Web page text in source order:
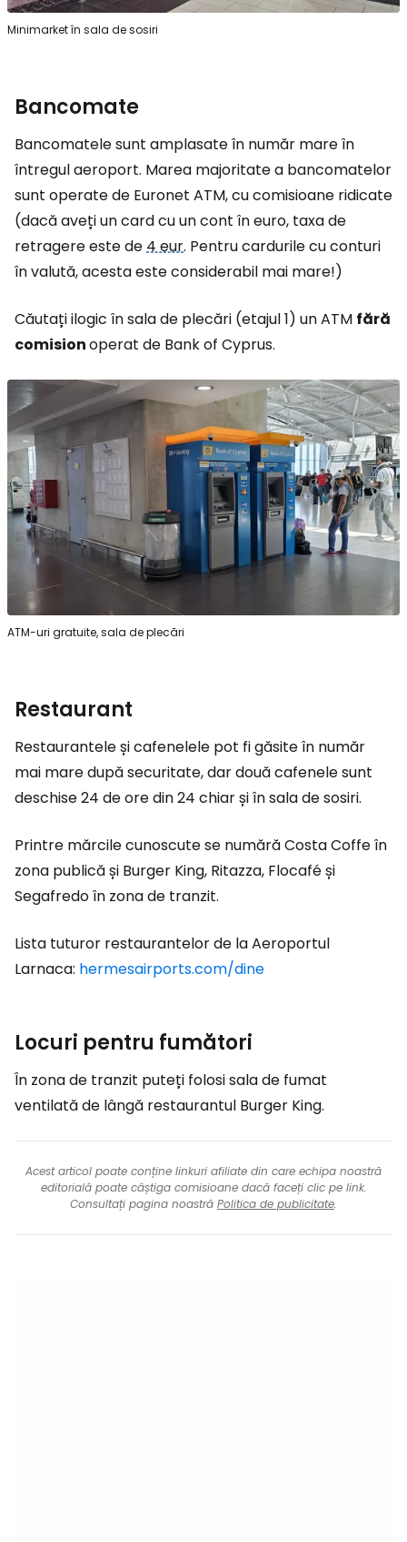
Minimarket în sala de sosiri
Bancomate
Bancomatele sunt amplasate în număr mare în
întregul aeroport. Marea majoritate a bancomatelor
sunt operate de Euronet ATM, cu comisioane ridicate
(dacă aveți un card cu un cont în euro, taxa de
retragere este de4 eur. Pentru cardurile cu conturi
în valută, acesta este considerabil mai mare!)
Căutați ilogic în sala de plecări (etajul 1) un ATM fără
comisionoperat de Bank of Cyprus.
ATM-uri gratuite, sala de plecări
Restaurant
Restaurantele și cafenelele pot fi găsite în număr
mai mare după securitate, dar două cafenele sunt
deschise 24 de ore din 24 chiar și în sala de sosiri.
Printre mărcile cunoscute se numără Costa Coffe în
zona publică și Burger King, Ritazza, Flocafé și
Segafredo în zona de tranzit.
Lista tuturor restaurantelor de la Aeroportul
Larnaca: hermesairports.com/dine
Locuri pentru fumători
În zona de tranzit puteți folosi sala de fumat
ventilată de lângă restaurantul Burger King.
Acest articol poate conține linkuri afiliate din care echipa noastră
editorială poate câștiga comisioane dacă faceți clic pe link.
Consultați pagina noastră Politica de publicitate.